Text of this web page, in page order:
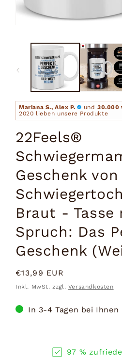
Modal
Mariana S., Alex P. und 30.000
2020 lieben unsere Produkte
22Feels®
Geschenk von
Braut - Tasse
Spruch: Das
Geschenk
Normaler
Preis
€13,99 EUR
Inkl. MwSt. zzgl. Versandkosten
In 3-4 Tagen bei Ihnen
97 %